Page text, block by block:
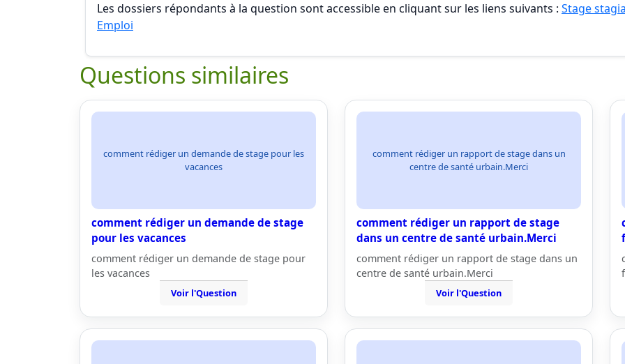
Les dossiers répondants à la question sont accessible en cliquant sur les liens suivants : Stage
Emploi
Questions similaires
comment rédiger un demande de stage pour les
vacances
comment rédiger un demande de stage
pour les vacances
comment rédiger un demande de stage pour
les vacances
Voir l'Question
comment rédiger un rapport de stage dans un
centre de santé urbain.Merci
comment rédiger un rapport de stage
dans un centre de santé urbain.Merci
comment rédiger un rapport de stage dans un
centre de santé urbain.Merci
Voir l'Question